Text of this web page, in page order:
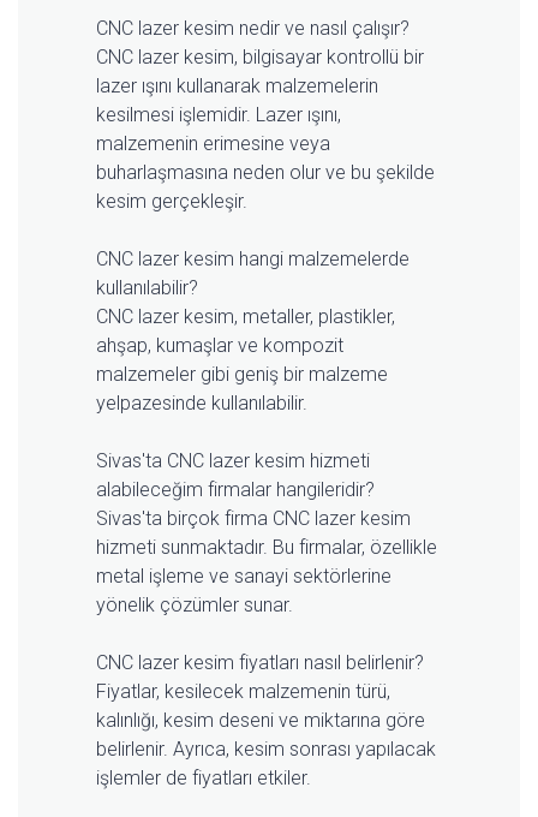
CNC lazer kesim nedir ve nasıl çalışır?
CNC lazer kesim, bilgisayar kontrollü bir
lazer ışını kullanarak malzemelerin
kesilmesi işlemidir. Lazer ışını,
malzemenin erimesine veya
buharlaşmasına neden olur ve bu şekilde
kesim gerçekleşir.
CNC lazer kesim hangi malzemelerde
kullanılabilir?
CNC lazer kesim, metaller, plastikler,
ahşap, kumaşlar ve kompozit
malzemeler gibi geniş bir malzeme
yelpazesinde kullanılabilir.
Sivas'ta CNC lazer kesim hizmeti
alabileceğim firmalar hangileridir?
Sivas'ta birçok firma CNC lazer kesim
hizmeti sunmaktadır. Bu firmalar, özellikle
metal işleme ve sanayi sektörlerine
yönelik çözümler sunar.
CNC lazer kesim fiyatları nasıl belirlenir?
Fiyatlar, kesilecek malzemenin türü,
kalınlığı, kesim deseni ve miktarına göre
belirlenir. Ayrıca, kesim sonrası yapılacak
işlemler de fiyatları etkiler.